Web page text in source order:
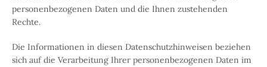
personenbezogenen Daten und die Ihnen zustehenden
Rechte.
Die Informationen in diesen Datenschutzhinweisen beziehen
sich auf die Verarbeitung Ihrer personenbezogenen Daten im